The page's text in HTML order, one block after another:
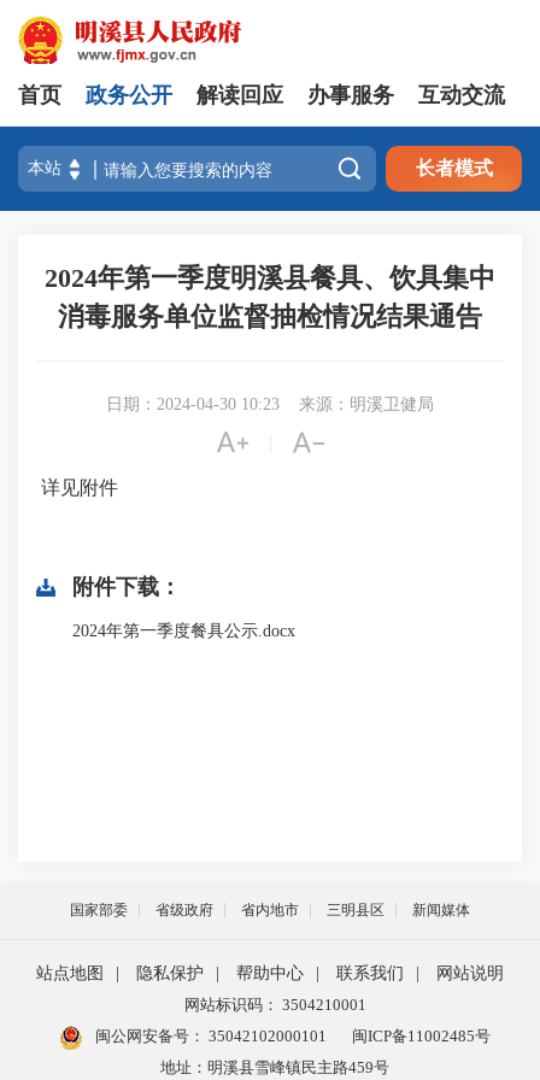
首页 政务公开 解读回应 办事服务 互动交流
 长者模式
2024年第一季度明溪县餐具、饮具集中
消毒服务单位监督抽检情况结果通告
日期：2024-04-30 10:23 来源：明溪卫健局
 
详见附件
附件下载：
2024年第一季度餐具公示.docx
国家部委 省级政府 省内地市 三明县区 新闻媒体
站点地图 隐私保护 帮助中心 联系我们
网站说明
网站标识码： 3504210001
闽公网安备号： 35042102000101
闽ICP备11002485号
地址：明溪县雪峰镇民主路459号